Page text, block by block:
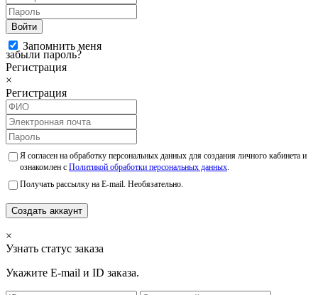
Войти
Запомнить меня
забыли пароль?
Регистрация
×
Регистрация
Я согласен на обработку персональных данных для создания личного кабинета и
ознакомлен с Политикой обработки персональных данных.
Получать рассылку на E-mail. Необязательно.
Создать аккаунт
×
Узнать статус заказа
Укажите E-mail и ID заказа.